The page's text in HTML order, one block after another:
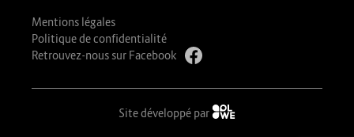
Mentions légales
Politique de confidentialité
Retrouvez-nous sur Facebook
Site développé par